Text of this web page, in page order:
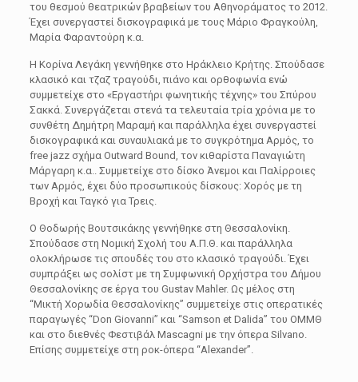
του θεσμού θεατρικών βραβείων του Αθηνοράματος το 2012.
Έχει συνεργαστεί δισκογραφικά με τους Μάριο Φραγκούλη,
Μαρία Φαραντούρη κ.α.
Η Κορίνα Λεγάκη γεννήθηκε στο Ηράκλειο Κρήτης. Σπούδασε
κλασικό και τζαζ τραγούδι, πιάνο και ορθοφωνία ενώ
συμμετείχε στο «Εργαστήρι φωνητικής τέχνης» του Σπύρου
Σακκά. Συνεργάζεται στενά τα τελευταία τρία χρόνια με το
συνθέτη Δημήτρη Μαραμή και παράλληλα έχει συνεργαστεί
δισκογραφικά και συναυλιακά με το συγκρότημα Αρμός, το
free jazz σχήμα Outward Bound, τον κιθαρίστα Παναγιώτη
Μάργαρη κ.α.. Συμμετείχε στο δίσκο Άνεμοι και Παλίρροιες
των Αρμός, έχει δύο προσωπικούς δίσκους: Χορός με τη
Βροχή και Ταγκό για Τρεις.
Ο Θοδωρής Βουτσικάκης γεννήθηκε στη Θεσσαλονίκη.
Σπούδασε στη Νομική Σχολή του Α.Π.Θ. και παράλληλα
ολοκλήρωσε τις σπουδές του στο κλασικό τραγούδι. Έχει
συμπράξει ως σολίστ με τη Συμφωνική Ορχήστρα του Δήμου
Θεσσαλονίκης σε έργα του Gustav Mahler. Ως μέλος στη
“Μικτή Χορωδία Θεσσαλονίκης” συμμετείχε στις οπερατικές
παραγωγές “Don Giovanni” και “Samson et Dalida” του ΟΜΜΘ
και στο διεθνές Φεστιβάλ Mascagni με την όπερα Silvano.
Επίσης συμμετείχε στη ροκ-όπερα “Alexander”.